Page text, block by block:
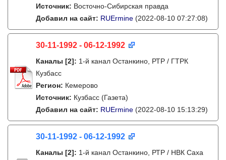
Источник: Восточно-Сибирская правда
Добавил на сайт: RUErmine (2022-08-10 07:27:08)
30-11-1992 - 06-12-1992
Каналы [2]: 1-й канал Останкино, РТР / ГТРК
Кузбасс
Регион: Кемерово
Источник: Кузбасс (Газета)
Добавил на сайт: RUErmine (2022-08-10 15:13:29)
30-11-1992 - 06-12-1992
Каналы [2]: 1-й канал Останкино, РТР / НВК Саха